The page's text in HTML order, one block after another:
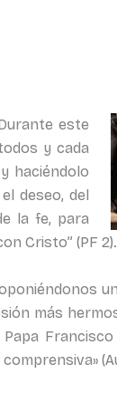
este
y cada
haciéndolo
deseo, del
la fe, para
Cristo” (PF 2).
más